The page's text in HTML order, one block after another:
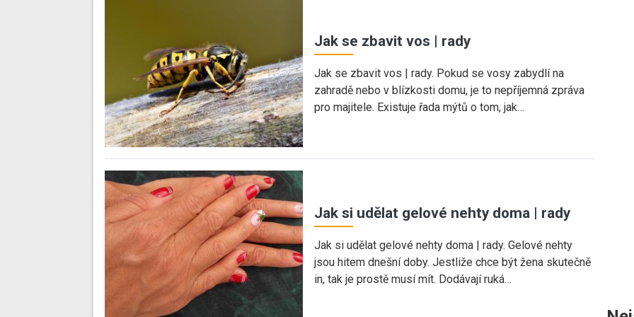
Jak se zbavit vos | rady
Jak se zbavit vos | rady. Pokud se vosy zabydlí na
zahradě nebo v blízkosti domu, je to nepříjemná zpráva
pro majitele. Existuje řada mýtů o tom, jak…
Jak si udělat gelové nehty doma | rady
Jak si udělat gelové nehty doma | rady. Gelové nehty
jsou hitem dnešní doby. Jestliže chce být žena skutečně
in, tak je prostě musí mít. Dodávají ruká…